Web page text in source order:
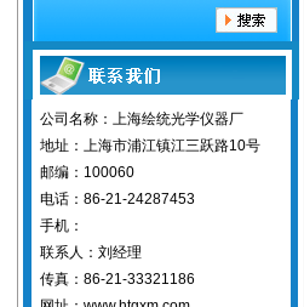
公司名称：上海绘统光学仪器厂
地址：上海市浦江镇江三跃路10号
邮编：100060
电话：86-21-24287453
手机：
联系人：刘经理
传真：86-21-33321186